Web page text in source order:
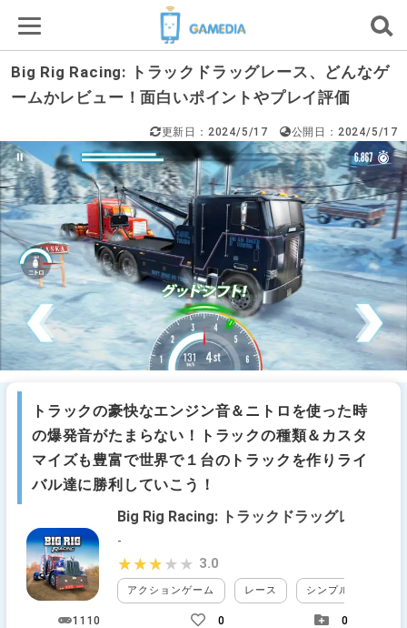
Big Rig Racing: トラックドラッグレース、どんなゲ
ームかレビュー！面白いポイントやプレイ評価
更新日：2024/5/17 公開日：2024/5/17
トラックの豪快なエンジン音＆ニトロを使った時
の爆発音がたまらない！トラックの種類＆カスタ
マイズも豊富で世界で１台のトラックを作りライ
バル達に勝利していこう！
Big Rig Racing: トラックドラッグレース
-
アクションゲーム レース シンプル
★★★★★
★★★★★ 3.0
1110 0 0